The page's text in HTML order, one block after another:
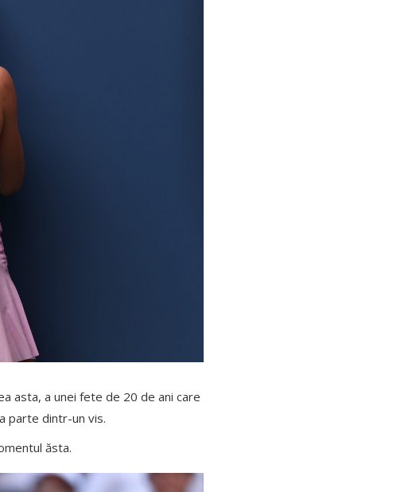
asta, a unei fete de 20 de ani care
parte dintr-un vis.
ăsta.